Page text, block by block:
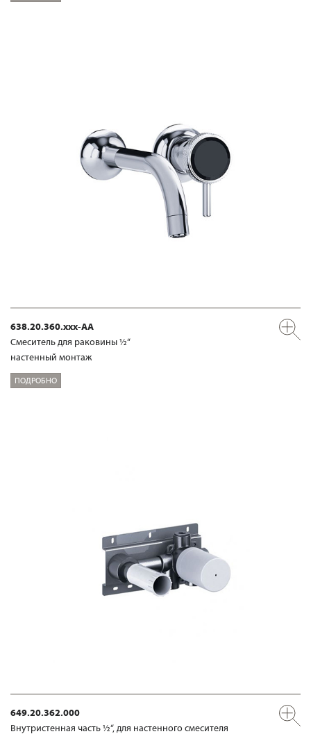
638.20.360.xxx-AA
Смеситель для раковины ½“
настенный монтаж
ПОДРОБНО
649.20.362.000
Внутристенная часть ½“, для настенного смесителя